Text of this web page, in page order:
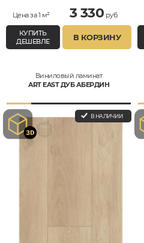
Цена за 1 м² 3 330 руб.
КУПИТЬ
ДЕШЕВЛЕ
В КОРЗИНУ
Виниловый ламинат
ART EAST ДУБ АБЕРДИН
В НАЛИЧИИ